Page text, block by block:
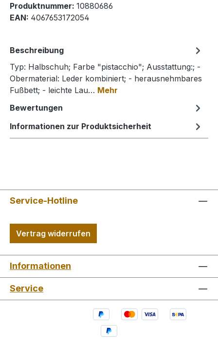
Produktnummer: 10880686
EAN: 4067653172054
Beschreibung
Typ: Halbschuh; Farbe "pistacchio"; Ausstattung:; -
Obermaterial: Leder kombiniert; - herausnehmbares
Fußbett; - leichte Lau… Mehr
Bewertungen
Informationen zur Produktsicherheit
Service-Hotline
Vertrag widerrufen
Informationen
Service